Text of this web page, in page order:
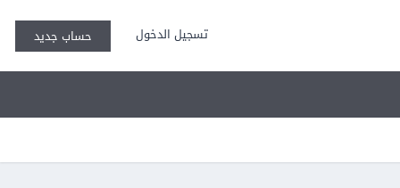
تسجيل الدخول حساب جديد